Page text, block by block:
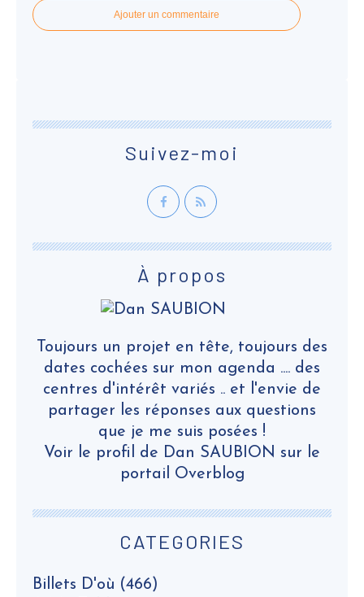
Ajouter un commentaire
CATEGORIES
Billets D'où (466)
Suivez-moi
À propos
Toujours un projet en tête, toujours des
dates cochées sur mon agenda .... des
centres d'intérêt variés .. et l'envie de
partager les réponses aux questions
que je me suis posées !
Voir le profil de Dan SAUBION sur le
portail Overblog